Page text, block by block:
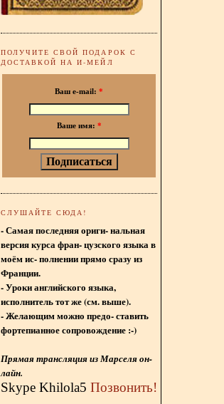
ПОЛУЧИТЕ СВОЙ ПОДАРОК С
ДОСТАВКОЙ НА И-МЕЙЛ
Ваш e-mail: *
Ваше имя: *
СЛУШАЙТЕ СЮДА!
- Самая последняя ориги- нальная
версия курса фран- цузского языка в
моём ис- полнении прямо сразу из
Франции.
- Уроки английского языка,
исполнитель тот же (см. выше).
- Желающим можно предо- ставить
фортепианное сопровождение :-)
Прямая трансляция из Марселя он-
лайн.
Skype Khilola5 Позвонить!